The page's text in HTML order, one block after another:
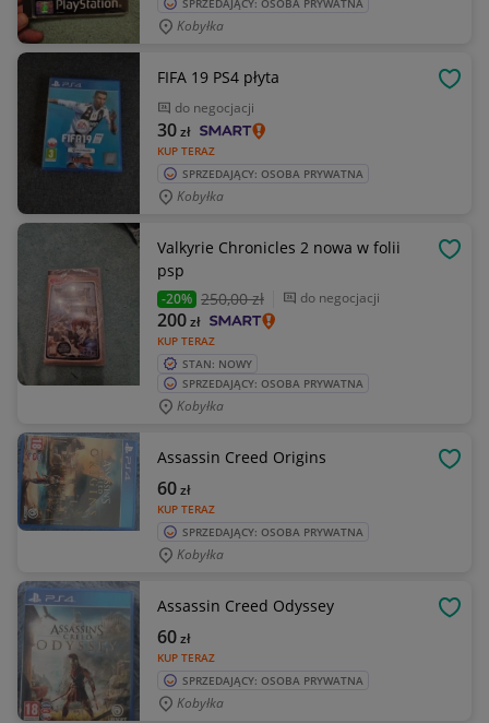
SPRZEDAJĄCY: OSOBA PRYWATNA
Kobyłka
FIFA 19 PS4 płyta
do negocjacji
KUP TERAZ
30zł
SPRZEDAJĄCY: OSOBA PRYWATNA
Kobyłka
Valkyrie Chronicles 2 nowa w folii
psp
-20% 250,00 zł do negocjacji
KUP TERAZ
200zł
STAN: NOWY
SPRZEDAJĄCY: OSOBA PRYWATNA
Kobyłka
Assassin Creed Origins
KUP TERAZ
60zł
SPRZEDAJĄCY: OSOBA PRYWATNA
Kobyłka
Assassin Creed Odyssey
KUP TERAZ
60zł
SPRZEDAJĄCY: OSOBA PRYWATNA
Kobyłka